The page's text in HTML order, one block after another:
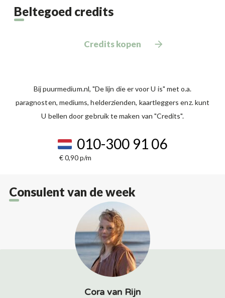
Beltegoed credits
Credits kopen
Bij puurmedium.nl, "De lijn die er voor U is" met o.a.
paragnosten, mediums, helderzienden, kaartleggers enz. kunt
U bellen door gebruik te maken van "Credits".
010-300 91 06
€ 0,90 p/m
Consulent van de week
Cora van Rijn